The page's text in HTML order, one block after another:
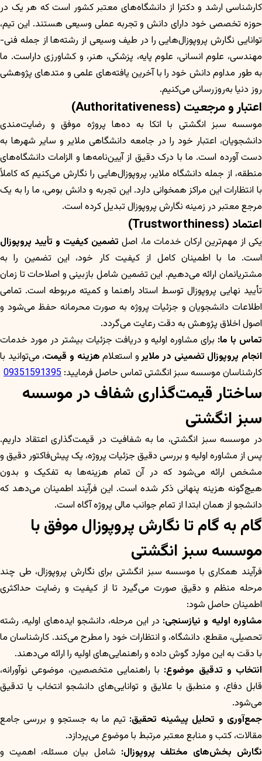
کارشناسی ارشد و دکترا از دانشگاه‌های معتبر کشور است که هر یک در
حوزه تخصصی خود دارای دانش و تجربه عملی وسیعی هستند. این تیم،
توانایی نگارش پروپوزال‌هایی را در طیف وسیعی از رشته‌ها از جمله فنی-
مهندسی، علوم انسانی، علوم پایه، پزشکی، هنر، و کشاورزی داراست. ما
به طور مداوم دانش خود را با آخرین یافته‌های علمی و متدهای پژوهشی
روز دنیا به‌روزرسانی می‌کنیم.
اعتبار و مرجعیت (Authoritativeness)
موسسه سبز انگشتی با اتکا به ده‌ها پروژه موفق و رضایت‌مندی
دانشجویان، اعتبار خود را در جامعه دانشگاهی ملایر و سایر شهرها به
دست آورده است. ما با درک دقیق از آیین‌نامه‌ها و الزامات دانشگاه‌های
منطقه، از جمله دانشگاه ملایر، پروپوزال‌هایی را نگارش می‌کنیم که کاملاً
با انتظارات این مراکز همخوانی دارد. این تجربه و دانش بومی، ما را به یک
مرجع معتبر در زمینه نگارش پروپوزال تبدیل کرده است.
اعتماد (Trustworthiness)
یکی از مهم‌ترین ارکان خدمات ما، اصل تضمین کیفیت و تأیید پروپوزال
است. ما با اطمینان کامل از کیفیت کار خود، این تضمین را به
مشتریانمان ارائه می‌دهیم. این تضمین شامل بازبینی و اصلاحات تا زمان
تأیید نهایی پروپوزال توسط استاد راهنما و کمیته مربوطه است. تمامی
اطلاعات دانشجویان و جزئیات پروژه به صورت محرمانه حفظ می‌شود و
اصول اخلاق پژوهش به دقت رعایت می‌گردد.
تماس با ما: برای مشاوره اولیه و دریافت جزئیات بیشتر در مورد خدمات
انجام پروپوزال تضمینی در ملایرو استعلام هزینه و قیمت، می‌توانید با
کارشناسان موسسه سبز انگشتی تماس حاصل فرمایید: 09351591395
ساختار قیمت‌گذاری شفاف در موسسه
سبز انگشتی
در موسسه سبز انگشتی، ما به شفافیت در قیمت‌گذاری اعتقاد داریم.
پس از مشاوره اولیه و بررسی دقیق جزئیات پروژه، یک پیش‌فاکتور دقیق و
مشخص ارائه می‌شود که در آن تمام هزینه‌ها به تفکیک و بدون
هیچ‌گونه هزینه پنهانی ذکر شده است. این فرآیند اطمینان می‌دهد که
دانشجو از همان ابتدا از تمام جوانب مالی پروژه آگاه است.
گام به گام تا نگارش پروپوزال موفق با
موسسه سبز انگشتی
فرآیند همکاری با موسسه سبز انگشتی برای نگارش پروپوزال، طی چند
مرحله منظم و دقیق صورت می‌گیرد تا از کیفیت و رضایت حداکثری
اطمینان حاصل شود:
مشاوره اولیه و نیازسنجی: در این مرحله، دانشجو ایده‌های اولیه، رشته
تحصیلی، مقطع، دانشگاه، و انتظارات خود را مطرح می‌کند. کارشناسان ما
با دقت به این موارد گوش داده و راهنمایی‌های اولیه را ارائه می‌دهند.
انتخاب و تدقیق موضوع: با راهنمایی متخصصین، موضوعی نوآورانه،
قابل دفاع، و منطبق با علایق و توانایی‌های دانشجو انتخاب یا تدقیق
می‌شود.
جمع‌آوری و تحلیل پیشینه تحقیق: تیم ما به جستجو و بررسی جامع
مقالات، کتب و منابع معتبر مرتبط با موضوع می‌پردازد.
نگارش بخش‌های مختلف پروپوزال: شامل بیان مسئله، اهمیت و